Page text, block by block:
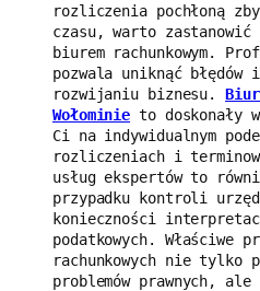
rozliczenia pochłoną
czasu, warto zastanowić
biurem rachunkowym.
pozwala uniknąć
rozwijaniu biznesu.
Wołominie to doskonały
Ci na indywidualnym
rozliczeniach i
usług ekspertów to
przypadku kontroli
konieczności
podatkowych. Właściwe
rachunkowych nie tylko
problemów prawnych,